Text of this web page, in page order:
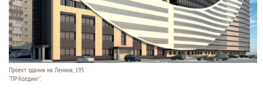
Проект здания на Ленина, 195.
"ПР-Холдинг".